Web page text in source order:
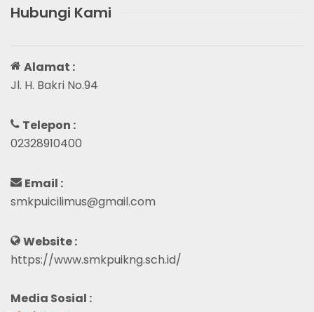
Hubungi Kami
Alamat :
Jl. H. Bakri No.94
Telepon :
02328910400
Email :
smkpuicilimus@gmail.com
Website :
https://www.smkpuikng.sch.id/
Media Sosial :